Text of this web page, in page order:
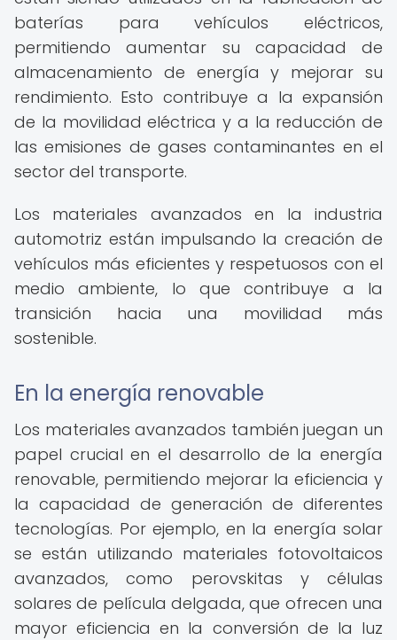
baterías para vehículos eléctricos,
permitiendo aumentar su capacidad de
almacenamiento de energía y mejorar su
rendimiento. Esto contribuye a la expansión
de la movilidad eléctrica y a la reducción de
las emisiones de gases contaminantes en el
sector del transporte.
Los materiales avanzados en la industria
automotriz están impulsando la creación de
vehículos más eficientes y respetuosos con el
medio ambiente, lo que contribuye a la
transición hacia una movilidad más
sostenible.
En la energía renovable
Los materiales avanzados también juegan un
papel crucial en el desarrollo de la energía
renovable, permitiendo mejorar la eficiencia y
la capacidad de generación de diferentes
tecnologías. Por ejemplo, en la energía solar
se están utilizando materiales fotovoltaicos
avanzados, como perovskitas y células
solares de película delgada, que ofrecen una
mayor eficiencia en la conversión de la luz